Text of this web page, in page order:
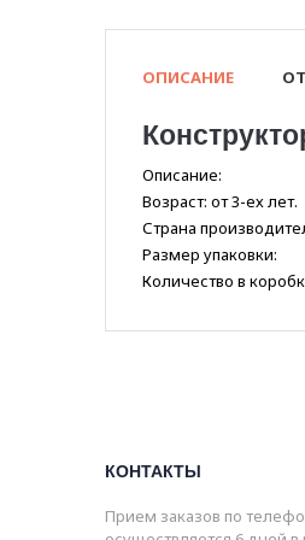
ОПИСАНИЕ
Описание:
Возраст: от 3-ех лет.
Страна
Размер упаковки:
Количество в
КОНТАКТЫ
Прием заказов по